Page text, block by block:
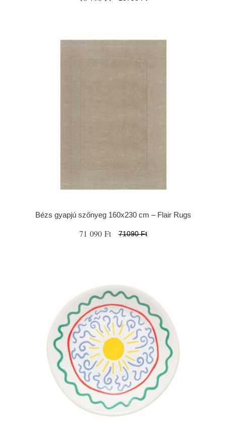
Bézs gyapjú szőnyeg 160x230 cm – Flair Rugs
71 090 Ft 71090 Ft